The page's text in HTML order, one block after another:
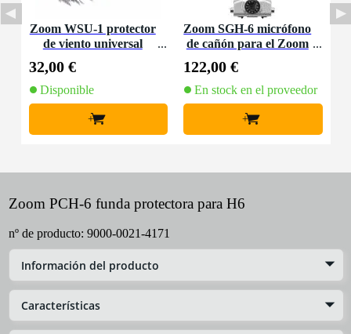
Zoom WSU-1 protector
de viento universal
32,00 €
Disponible
+
Zoom SGH-6 micrófono
de cañón para el Zoom
122,00 €
En stock en el proveedor
+
Zoom PCH-6 funda protectora para H6
nº de producto: 9000-0021-4171
Información del producto
Características